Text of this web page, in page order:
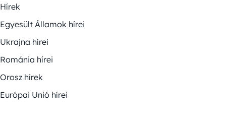
Hírek
Egyesült Államok hírei
Ukrajna hírei
Románia hírei
Orosz hírek
Európai Unió hírei